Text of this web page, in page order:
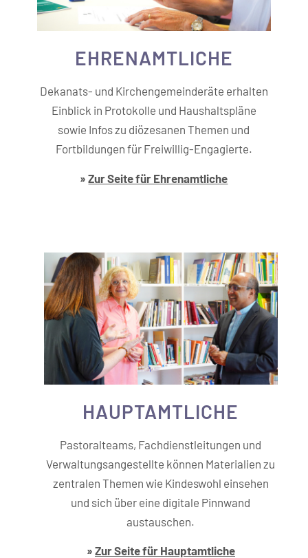
EHREN­AMTLICHE
Dekanats- und Kirchengemeinderäte erhalten
Einblick in Protokolle und Haushaltspläne
sowie Infos zu diözesanen Themen und
Fortbildungen für Freiwillig-Engagierte.
»Zur Seite für Ehrenamtliche
HAUPT­­AMTLICHE
Pastoralteams, Fachdienstleitungen und
Verwaltungsangestellte können Materialien zu
zentralen Themen wie Kindeswohl einsehen
und sich über eine digitale Pinnwand
austauschen.
» Zur Seite für Hauptamtliche